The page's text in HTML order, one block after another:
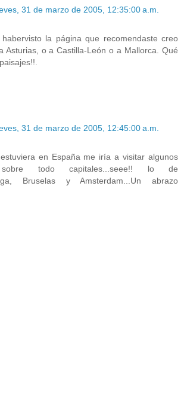
31 de marzo de 2005, 12:35:00 a.m.
la página que recomendaste creo
Asturias, o a Castilla-León o a Mallorca. Qué
31 de marzo de 2005, 12:45:00 a.m.
en España me iría a visitar algunos
sobre todo capitales...seee!! lo de
Bruselas y Amsterdam...Un abrazo